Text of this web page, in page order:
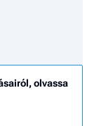
olvassa